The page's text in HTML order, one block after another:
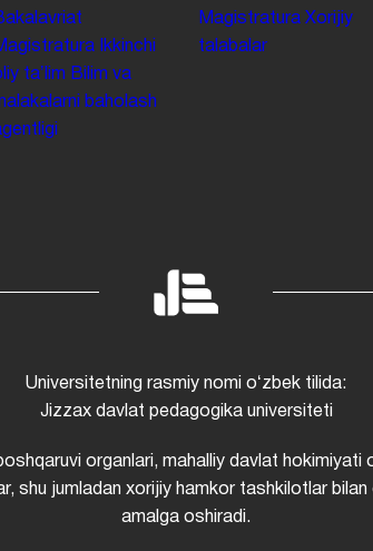
Ikkinchi
taʼlim Bilim va
baholash
Magistratura Xorijiy
talabalar
Universitetning rasmiy nomi oʻzbek tilida:
Jizzax davlat pedagogika universiteti
organlari, mahalliy davlat hokimiyati
shu jumladan xorijiy hamkor tashkilotlar bilan
amalga oshiradi.